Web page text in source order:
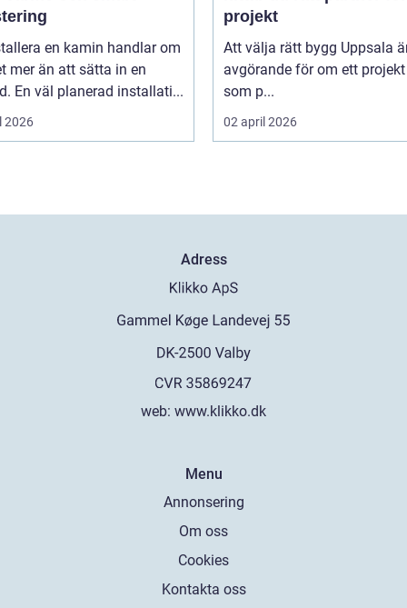
en kamin handlar om
mer än att sätta in en
En väl planerad installati...
2026
projekt
Att välja rätt bygg Uppsala
avgörande för om ett
som p...
02 april 2026
Adress
web: www.klikko.dk
Menu
Annonsering
Om oss
Cookies
Kontakta oss